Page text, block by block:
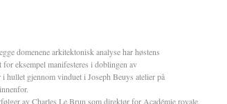
domenene arkitektonisk analyse har høstens
eksempel manifesteres i doblingen av
hullet gjennom vinduet i Joseph Beuys atelier på
av Charles Le Brun som direktør for Académie royale